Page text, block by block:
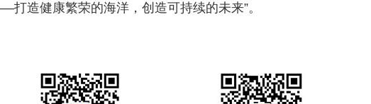
造健康繁荣的海洋，创造可持续的未来”。